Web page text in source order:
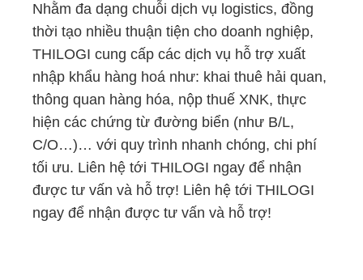
Nhằm đa dạng chuỗi dịch vụ logistics, đồng
thời tạo nhiều thuận tiện cho doanh nghiệp,
THILOGI cung cấp các dịch vụ hỗ trợ xuất
nhập khẩu hàng hoá như: khai thuê hải quan,
thông quan hàng hóa, nộp thuế XNK, thực
hiện các chứng từ đường biển (như B/L,
C/O…)… với quy trình nhanh chóng, chi phí
tối ưu. Liên hệ tới THILOGI ngay để nhận
được tư vấn và hỗ trợ! Liên hệ tới THILOGI
ngay để nhận được tư vấn và hỗ trợ!